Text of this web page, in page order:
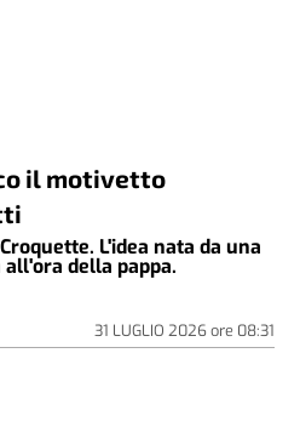
il motivetto
L'idea nata da una
della pappa.
31 LUGLIO 2026ore 08:31